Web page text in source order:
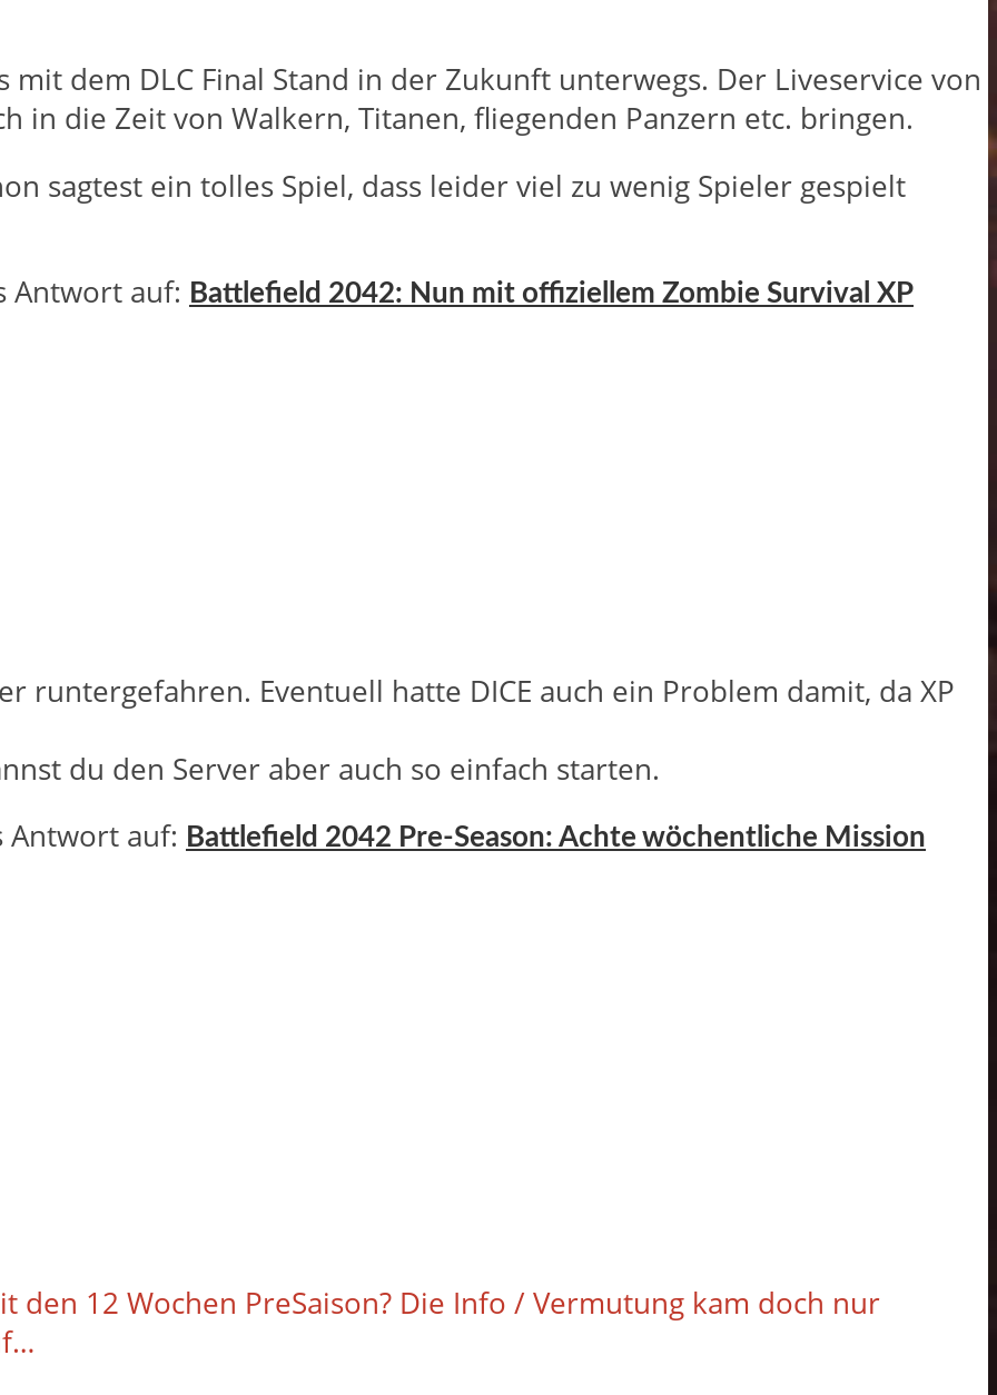
dem DLC Final Stand in der Zukunft unterwegs. Der Liveservice von
in die Zeit von Walkern, Titanen, fliegenden Panzern etc. bringen.
sagtest ein tolles Spiel, dass leider viel zu wenig Spieler gespielt
Antwort auf: Battlefield 2042: Nun mit offiziellem Zombie Survival XP
runtergefahren. Eventuell hatte DICE auch ein Problem damit, da XP
du den Server aber auch so einfach starten.
Antwort auf: Battlefield 2042 Pre-Season: Achte wöchentliche Mission
den 12 Wochen PreSaison? Die Info / Vermutung kam doch nur